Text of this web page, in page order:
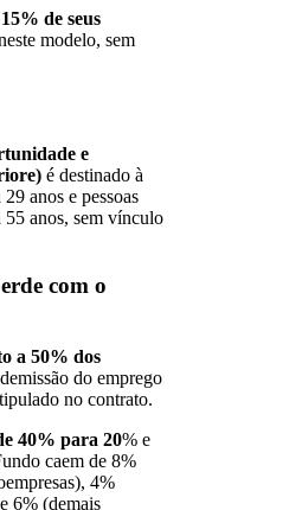
de seus
modelo, sem
e
é destinado à
anos e pessoas
anos, sem vínculo
com o
a 50% dos
do emprego
no contrato.
40% para 20% e
caem de 8%
4%
6% (demais